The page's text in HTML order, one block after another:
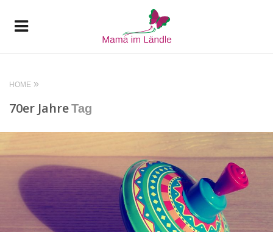
HOME
70er JahreTag
READ MORE